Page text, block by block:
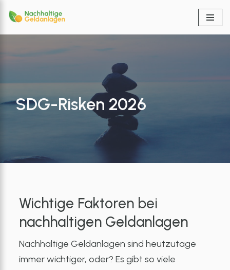
SDG-Risken 2026
Wichtige Faktoren bei
nachhaltigen Geldanlagen
Nachhaltige Geldanlagen sind heutzutage
immer wichtiger, oder? Es gibt so viele